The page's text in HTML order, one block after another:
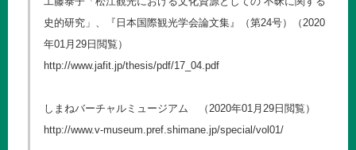
史的研究」、『日本国際観光学会論文集』（第24号）（2020
年01月29日閲覧）
http://www.jafit.jp/thesis/pdf/17_04.pdf
しまねバーチャルミュージアム （2020年01月29日閲覧）
http://www.v-museum.pref.shimane.jp/special/vol01/